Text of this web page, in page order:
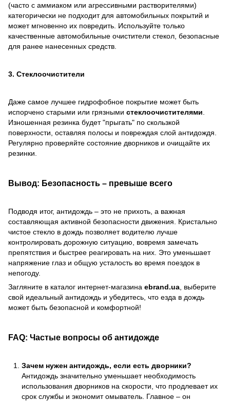
(часто с аммиаком или агрессивными растворителями)
категорически не подходит для автомобильных покрытий и
может мгновенно их повредить. Используйте только
качественные автомобильные очистители стекол, безопасные
для ранее нанесенных средств.
3. Стеклоочистители
Даже самое лучшее гидрофобное покрытие может быть
испорчено старыми или грязными стеклоочистителями
Изношенная резинка будет "прыгать" по скользкой
поверхности, оставляя полосы и повреждая слой антидождя.
Регулярно проверяйте состояние дворников и очищайте их
резинки.
Вывод: Безопасность – превыше всего
Подводя итог, антидождь – это не прихоть, а важная
составляющая активной безопасности движения. Кристально
чистое стекло в дождь позволяет водителю лучше
контролировать дорожную ситуацию, вовремя замечать
препятствия и быстрее реагировать на них. Это уменьшает
напряжение глаз и общую усталость во время поездок в
непогоду.
Загляните в каталог интернет-магазина ebrand.ua , выберите
свой идеальный антидождь и убедитесь, что езда в дождь
может быть безопасной и комфортной!
FAQ: Частые вопросы об антидожде
Зачем нужен антидождь, если есть дворники?
Антидождь значительно уменьшает необходимость
использования дворников на скорости, что продлевает их
срок службы и экономит омыватель. Главное – он